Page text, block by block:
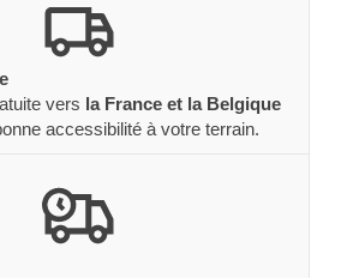
vers la France et la Belgique
accessibilité à votre terrain.